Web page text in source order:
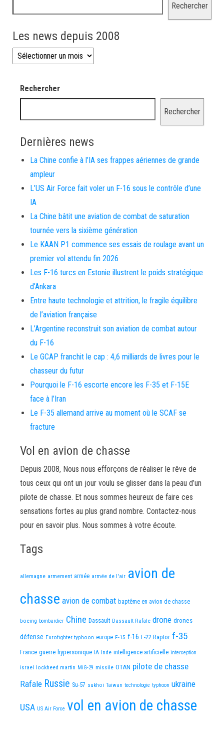
Rechercher
Les news depuis 2008
Les news depuis 2008
Rechercher
Rechercher
Dernières news
La Chine confie à l’IA ses frappes aériennes de grande
ampleur
L’US Air Force fait voler un F-16 sous le contrôle d’une
IA
La Chine bâtit une aviation de combat de saturation
tournée vers la sixième génération
Le KAAN P1 commence ses essais de roulage avant un
premier vol attendu fin 2026
Les F-16 turcs en Estonie illustrent le poids stratégique
d’Ankara
Entre haute technologie et attrition, le fragile équilibre
de l’aviation française
L’Argentine reconstruit son aviation de combat autour
du F-16
Le GCAP franchit le cap : 4,6 milliards de livres pour le
chasseur du futur
Pourquoi le F-16 escorte encore les F-35 et F-15E
face à l’Iran
Le F-35 allemand arrive au moment où le SCAF se
fracture
Vol en avion de chasse
Depuis 2008, Nous nous efforçons de réaliser le rêve de
tous ceux qui ont un jour voulu se glisser dans la peau d’un
pilote de chasse. Et nous sommes heureux de faire ces
sensations fortes au plus grand nombre. Contactez-nous
pour en savoir plus. Nous sommes à votre écoute.
Tags
allemagne armement armée armée de l'air avion de
chasse avion de combat baptême en avion de chasse
boeing bombardier Chine Dassault Dassault Rafale drone drones
défense Eurofighter typhoon europe F-15 f-16 F-22 Raptor f-35
France guerre hypersonique IA Inde intelligence artificielle interception
israel lockheed martin MiG-29 missile OTAN pilote de chasse
Rafale Russie Su-57 sukhoi Taiwan technologie typhoon ukraine
USA US Air Force vol en avion de chasse